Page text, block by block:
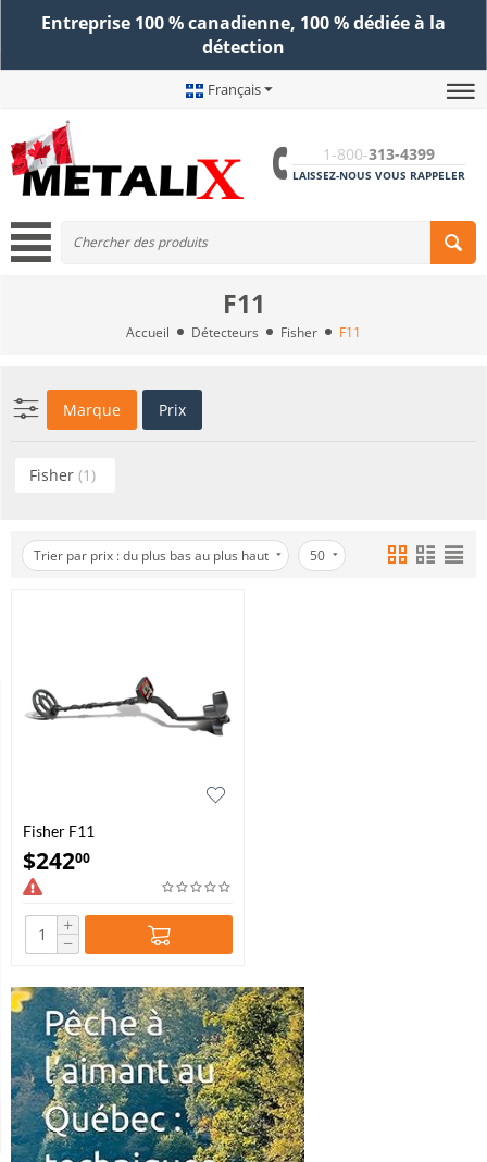
Entreprise 100 % canadienne, 100 % dédiée à la
détection
Français
1-800-313-4399
LAISSEZ-NOUS VOUS RAPPELER
F11
Accueil Détecteurs Fisher F11
Marque Prix
Fisher (1)
Trier par prix : du plus bas au plus haut 50
Fisher F11
$24200
+
−